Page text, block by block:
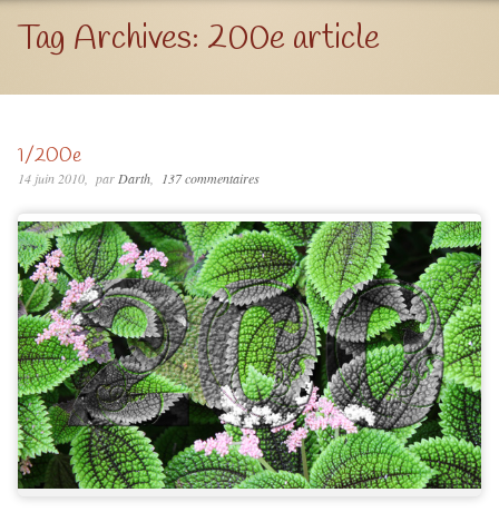
Tag Archives: 200e article
1/200e
14 juin 2010 parDarth 137 commentaires